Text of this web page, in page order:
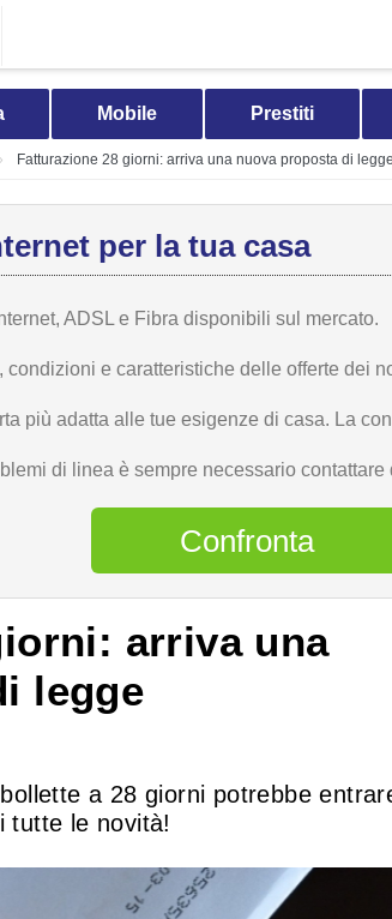
Mobile Prestiti
Fatturazione 28 giorni: arriva una nuova proposta di legge
per la tua casa
ADSL e Fibra disponibili sul mercato.
e caratteristiche delle offerte dei
più adatta alle tue esigenze di casa. La
di linea è sempre necessario contattare
Confronta
arriva una
legge
a 28 giorni potrebbe
tutte le novità!